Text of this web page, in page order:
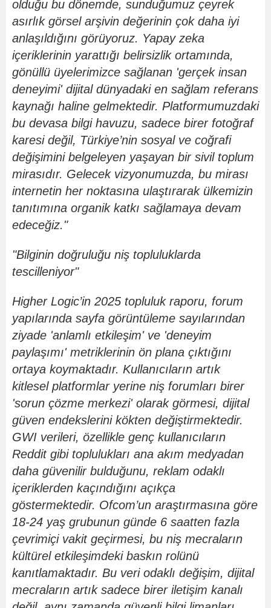
olduğu bu dönemde, sunduğumuz çeyrek
asırlık görsel arşivin değerinin çok daha iyi
anlaşıldığını görüyoruz. Yapay zeka
içeriklerinin yarattığı belirsizlik ortamında,
gönüllü üyelerimizce sağlanan 'gerçek insan
deneyimi' dijital dünyadaki en sağlam referans
kaynağı haline gelmektedir. Platformumuzdaki
bu devasa bilgi havuzu, sadece birer fotoğraf
karesi değil, Türkiye’nin sosyal ve coğrafi
değişimini belgeleyen yaşayan bir sivil toplum
mirasıdır. Gelecek vizyonumuzda, bu mirası
internetin her noktasına ulaştırarak ülkemizin
tanıtımına organik katkı sağlamaya devam
edeceğiz."
"Bilginin doğruluğu niş topluluklarda
tescilleniyor"
Higher Logic’in 2025 topluluk raporu, forum
yapılarında sayfa görüntüleme sayılarından
ziyade 'anlamlı etkileşim' ve 'deneyim
paylaşımı' metriklerinin ön plana çıktığını
ortaya koymaktadır. Kullanıcıların artık
kitlesel platformlar yerine niş forumları birer
'sorun çözme merkezi' olarak görmesi, dijital
güven endekslerini kökten değiştirmektedir.
GWI verileri, özellikle genç kullanıcıların
Reddit gibi toplulukları ana akım medyadan
daha güvenilir bulduğunu, reklam odaklı
içeriklerden kaçındığını açıkça
göstermektedir. Ofcom’un araştırmasına göre
18-24 yaş grubunun günde 6 saatten fazla
çevrimiçi vakit geçirmesi, bu niş mecraların
kültürel etkileşimdeki baskın rolünü
kanıtlamaktadır. Bu veri odaklı değişim, dijital
mecraların artık sadece birer iletişim kanalı